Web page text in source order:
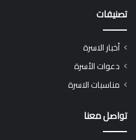
تصنيفات
أخبار الاسرة
دعوات الأسرة
مناسبات الاسرة
تواصل معنا